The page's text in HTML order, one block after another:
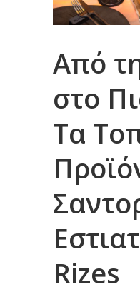
Από
στο
Τα
Rizes